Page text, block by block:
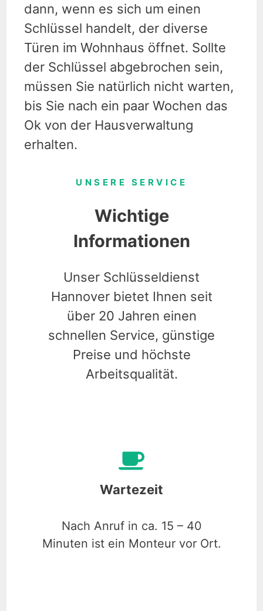
dann, wenn es sich um einen
Schlüssel handelt, der diverse
Türen im Wohnhaus öffnet. Sollte
der Schlüssel abgebrochen sein,
müssen Sie natürlich nicht warten,
bis Sie nach ein paar Wochen das
Ok von der Hausverwaltung
erhalten.
UNSERE SERVICE
Wichtige
Informationen
Unser Schlüsseldienst
Hannover bietet Ihnen seit
über 20 Jahren einen
schnellen Service, günstige
Preise und höchste
Arbeitsqualität.
Wartezeit
Nach Anruf in ca. 15 – 40
Minuten ist ein Monteur vor Ort.